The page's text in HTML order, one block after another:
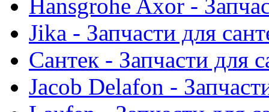
Hansgrohe Axor -
Jika - Запчасти для
Сантек - Запчасти для
Jacob Delafon -